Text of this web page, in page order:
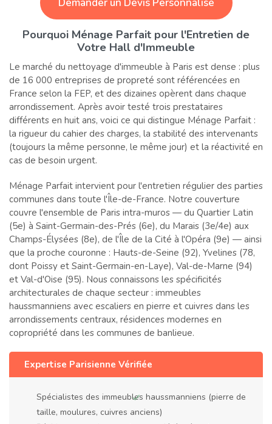
Pourquoi Ménage Parfait pour l'Entretien de
Votre Hall d'Immeuble
Le marché du nettoyage d'immeuble à Paris est dense : plus
de 16 000 entreprises de propreté sont référencées en
France selon la FEP, et des dizaines opèrent dans chaque
arrondissement. Après avoir testé trois prestataires
différents en huit ans, voici ce qui distingue Ménage Parfait :
la rigueur du cahier des charges, la stabilité des intervenants
(toujours la même personne, le même jour) et la réactivité en
cas de besoin urgent.
Ménage Parfait intervient pour l'entretien régulier des parties
communes dans toute l'Île-de-France. Notre couverture
couvre l'ensemble de Paris intra-muros — du Quartier Latin
(5e) à Saint-Germain-des-Prés (6e), du Marais (3e/4e) aux
Champs-Élysées (8e), de l'Île de la Cité à l'Opéra (9e) — ainsi
que la proche couronne : Hauts-de-Seine (92), Yvelines (78,
dont Poissy et Saint-Germain-en-Laye), Val-de-Marne (94)
et Val-d'Oise (95). Nous connaissons les spécificités
architecturales de chaque secteur : immeubles
haussmanniens avec escaliers en pierre et cuivres dans les
arrondissements centraux, résidences modernes en
copropriété dans les communes de banlieue.
Expertise Parisienne Vérifiée
Spécialistes des immeubles haussmanniens (pierre de
taille, moulures, cuivres anciens)